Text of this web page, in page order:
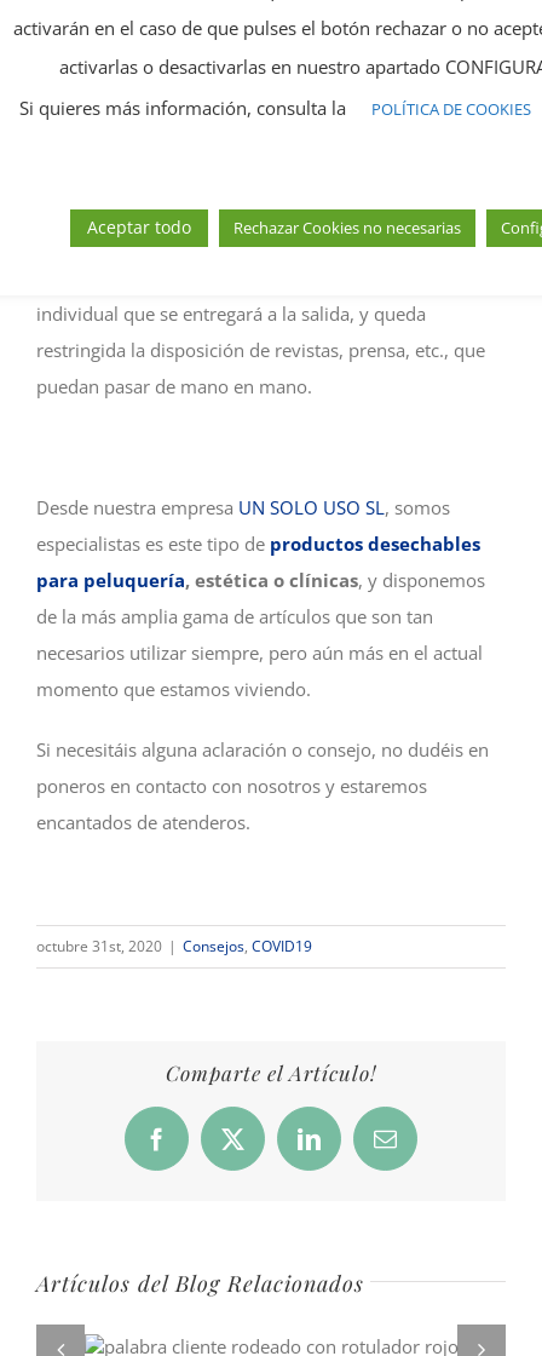
A los clientes se les recomienda el uso de la mascarilla y
la utilización debata desechable, aunque se puede
sustituir por batas reutilizables lavadas a una
Sus pertenencias personales tanto de los clientes como
individual que se entregará a la salida, y queda
restringida la disposición de revistas, prensa, etc., que
puedan pasar de mano en mano.
Desde nuestra empresa UN SOLO USO SL, somos
especialistas es este tipo de productos desechables
para peluquería, estética o clínicas, y disponemos
de la más amplia gama de artículos que son tan
necesarios utilizar siempre, pero aún más en el actual
momento que estamos viviendo.
Si necesitáis alguna aclaración o consejo, no dudéis en
poneros en contacto con nosotros y estaremos
encantados de atenderos.
octubre 31st, 2020 | Consejos, COVID19
Comparte el Artículo!
Facebook
X LinkedInCorreo
electrónico
Artículos del Blog Relacionados
activarán en el caso de que pulses el botón rechazar o no
activarlas o desactivarlas en nuestro apartado
Si quieres más información, consulta la
POLÍTICA DE COOKIES
Aceptar todo Rechazar Cookies no necesarias